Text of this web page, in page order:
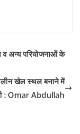
व अन्य परियोजनाओं के
खेल स्थल बनाने में
: Omar Abdullah